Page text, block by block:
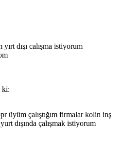
yırt dışı calışma istiyorum
ki:
üyüm çalıştığım firmalar kolin inş
dışında çalışmak istiyorum